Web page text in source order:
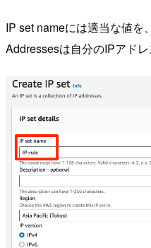
IP set nameには適当な値を
Addressesは自分のIPアド